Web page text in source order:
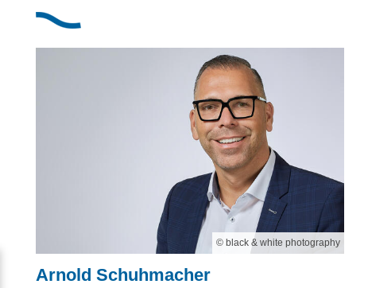
© black & white photography
Arnold Schuhmacher